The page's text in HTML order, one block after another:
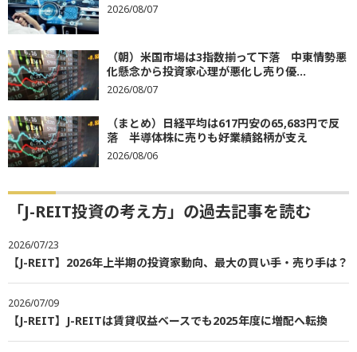
2026/08/07
（朝）米国市場は3指数揃って下落 中東情勢悪
化懸念から投資家心理が悪化し売り優...
2026/08/07
（まとめ）日経平均は617円安の65,683円で反
落 半導体株に売りも好業績銘柄が支え
2026/08/06
「J-REIT投資の考え方」の過去記事を読む
2026/07/23
【J-REIT】2026年上半期の投資家動向、最大の買い手・売り手は？
2026/07/09
【J-REIT】J-REITは賃貸収益ベースでも2025年度に増配へ転換